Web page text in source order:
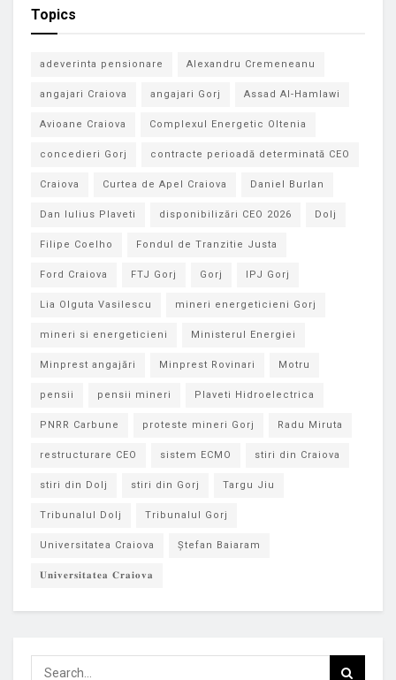
Topics
adeverinta pensionare Alexandru Cremeneanu
angajari Craiova angajari Gorj Assad Al-Hamlawi
Avioane Craiova Complexul Energetic Oltenia
concedieri Gorj contracte perioadă determinată CEO
Craiova Curtea de Apel Craiova Daniel Burlan
Dan Iulius Plaveti disponibilizări CEO 2026 Dolj
Filipe Coelho Fondul de Tranzitie Justa
Ford Craiova FTJ Gorj Gorj IPJ Gorj
Lia Olguta Vasilescu mineri energeticieni Gorj
mineri si energeticieni Ministerul Energiei
Minprest angajări Minprest Rovinari Motru
pensii pensii mineri Plaveti Hidroelectrica
PNRR Carbune proteste mineri Gorj Radu Miruta
restructurare CEO sistem ECMO stiri din Craiova
stiri din Dolj stiri din Gorj Targu Jiu
Tribunalul Dolj Tribunalul Gorj
Universitatea Craiova Ștefan Baiaram
𝐔𝐧𝐢𝐯𝐞𝐫𝐬𝐢𝐭𝐚𝐭𝐞𝐚 𝐂𝐫𝐚𝐢𝐨𝐯𝐚